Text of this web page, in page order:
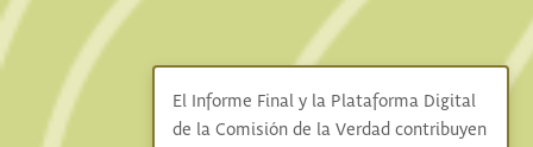
El Informe Final y la Plataforma Digital
de la Comisión de la Verdad contribuyen